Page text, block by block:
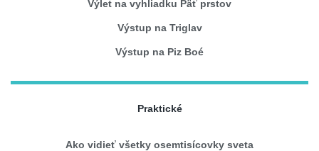
Výlet na vyhliadku Päť prstov
Výstup na Triglav
Výstup na Piz Boé
Praktické
Ako vidieť všetky osemtisícovky sveta